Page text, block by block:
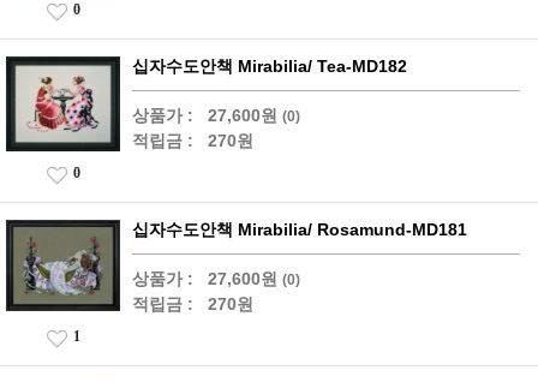
0
십자수도안책 Mirabilia/ Tea-MD182
상품가 : 27,600원 (0)
적립금 : 270원
0
십자수도안책 Mirabilia/ Rosamund-MD181
상품가 : 27,600원 (0)
적립금 : 270원
1